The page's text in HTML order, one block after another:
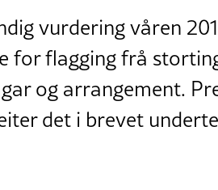
vurdering våren
for flagging frå
og arrangement.
det i brevet